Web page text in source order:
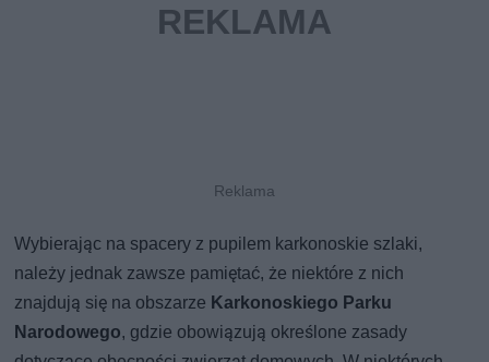
Wybierając na spacery z pupilem karkonoskie szlaki,
należy jednak zawsze pamiętać, że niektóre z nich
znajdują się na obszarze Karkonoskiego Parku
Narodowego, gdzie obowiązują określone zasady